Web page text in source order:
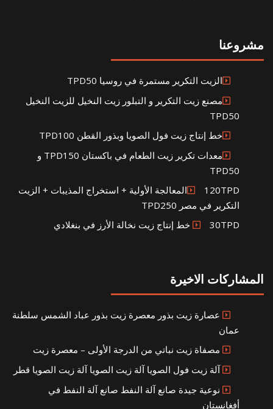
مشروعنا
الزيت التكرير مستمرة في روسيا TPD50
مصنع زيت التكرير و التبلور زيت النخيل للزيت النخيل
TPD50
خط إنتاج زيت فول الصويا وبذور القطن TPD100
معدات تكرير زيت الطعام في باكستان TPD150 و
TPD50
120TPDالمعالجة الأولية + استخراج المذيبات + الزيت
التكرير في مصر TPD250
30TPD خط إنتاج زيت نخالة الأرز في بنغلادي
المشاركات الاخيرة
عصارة زيت بذور معصرة زيت بذور عباد الشمس سلطنة
عمان
مصفاة زيت نباتي من الدرجة الأولى – معصرة زيت
آلة زيت فول الصويا آلة زيت الصويا آلة زيت الصويا قطر
نوعية جيدة صانع آلة النفط صانع آلة النفط في
أفغانستان